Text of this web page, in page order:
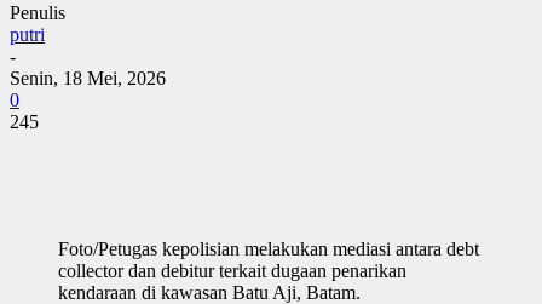
Penulis
putri
-
Senin, 18 Mei, 2026
0
245
Foto/Petugas kepolisian melakukan mediasi antara debt
collector dan debitur terkait dugaan penarikan
kendaraan di kawasan Batu Aji, Batam.